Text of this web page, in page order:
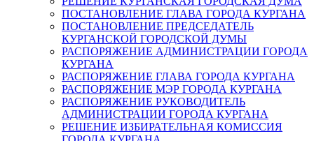
ПОСТАНОВЛЕНИЕ ГЛАВА ГОРОДА КУРГАНА
ПОСТАНОВЛЕНИЕ ПРЕДСЕДАТЕЛЬ
КУРГАНСКОЙ ГОРОДСКОЙ ДУМЫ
РАСПОРЯЖЕНИЕ АДМИНИСТРАЦИИ ГОРОДА
КУРГАНА
РАСПОРЯЖЕНИЕ ГЛАВА ГОРОДА КУРГАНА
РАСПОРЯЖЕНИЕ МЭР ГОРОДА КУРГАНА
РАСПОРЯЖЕНИЕ РУКОВОДИТЕЛЬ
АДМИНИСТРАЦИИ ГОРОДА КУРГАНА
РЕШЕНИЕ ИЗБИРАТЕЛЬНАЯ КОМИССИЯ